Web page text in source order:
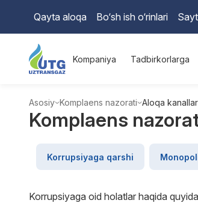
Qayta aloqa Bo‘sh ish o‘rinlari
Kompaniya Tadbirkorlarga
Asosiy Komplaens nazorati Aloqa
Komplaens
Korrupsiyaga qarshi
Korrupsiyaga oid holatlar haqida